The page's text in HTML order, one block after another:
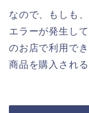
なので、もしも
エラーが発生し
のお店で利用で
商品を購入され